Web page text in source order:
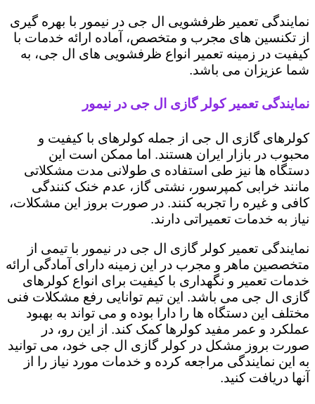
نمایندگی تعمیر ظرفشویی ال جی در نیمور با بهره گیری
از تکنسین های مجرب و متخصص، آماده ارائه خدمات با
کیفیت در زمینه تعمیر انواع ظرفشویی های ال جی، به
شما عزیزان می باشد.
نمایندگی تعمیر کولر گازی ال جی در نیمور
کولرهای گازی ال جی از جمله کولرهای با کیفیت و
محبوب در بازار ایران هستند. اما ممکن است این
دستگاه ها نیز طی استفاده ی طولانی مدت مشکلاتی
مانند خرابی کمپرسور، نشتی گاز، عدم خنک کنندگی
کافی و غیره را تجربه کنند. در صورت بروز این مشکلات،
نیاز به خدمات تعمیراتی دارند.
نمایندگی تعمیر کولر گازی ال جی در نیمور با تیمی از
متخصصین ماهر و مجرب در این زمینه دارای آمادگی ارائه
خدمات تعمیر و نگهداری با کیفیت برای انواع کولرهای
گازی ال جی می باشد. این تیم توانایی رفع مشکلات فنی
مختلف این دستگاه ها را دارا بوده و می تواند به بهبود
عملکرد و عمر مفید کولرها کمک کند. از این رو، در
صورت بروز مشکل در کولر گازی ال جی خود، می توانید
به این نمایندگی مراجعه کرده و خدمات مورد نیاز را از
آنها دریافت کنید.